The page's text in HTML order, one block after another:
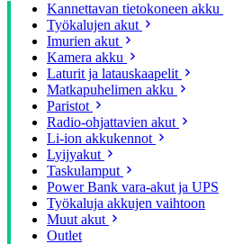
Kannettavan tietokoneen akku
Työkalujen akut
Imurien akut
Kamera akku
Laturit ja latauskaapelit
Matkapuhelimen akku
Paristot
Radio-ohjattavien akut
Li-ion akkukennot
Lyijyakut
Taskulamput
Power Bank vara-akut ja UPS
Työkaluja akkujen vaihtoon
Muut akut
Outlet